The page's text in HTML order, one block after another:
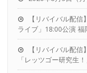
【リバイバル配
ライブ」18:00公演 福
【リバイバル配
「レッツゴー研究生